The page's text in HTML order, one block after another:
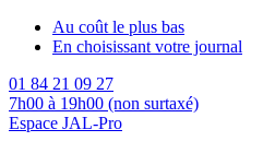
Au coût le plus bas
En choisissant votre journal
01 84 21 09 27
7h00 à 19h00 (non surtaxé)
Espace JAL-Pro